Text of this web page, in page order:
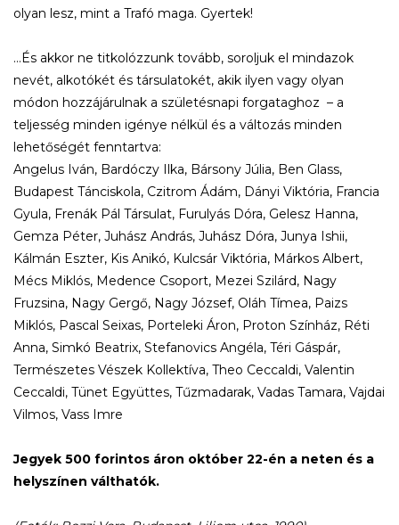
olyan lesz, mint a Trafó maga. Gyertek!
…És akkor ne titkolózzunk tovább, soroljuk el mindazok
nevét, alkotókét és társulatokét, akik ilyen vagy olyan
módon hozzájárulnak a születésnapi forgataghoz – a
teljesség minden igénye nélkül és a változás minden
lehetőségét fenntartva:
Angelus Iván, Bardóczy Ilka, Bársony Júlia, Ben Glass,
Budapest Tánciskola, Czitrom Ádám, Dányi Viktória, Francia
Gyula, Frenák Pál Társulat, Furulyás Dóra, Gelesz Hanna,
Gemza Péter, Juhász András, Juhász Dóra, Junya Ishii,
Kálmán Eszter, Kis Anikó, Kulcsár Viktória, Márkos Albert,
Mécs Miklós, Medence Csoport, Mezei Szilárd, Nagy
Fruzsina, Nagy Gergő, Nagy József, Oláh Tímea, Paizs
Miklós, Pascal Seixas, Porteleki Áron, Proton Színház, Réti
Anna, Simkó Beatrix, Stefanovics Angéla, Téri Gáspár,
Természetes Vészek Kollektíva, Theo Ceccaldi, Valentin
Ceccaldi, Tünet Együttes, Tűzmadarak, Vadas Tamara, Vajdai
Vilmos, Vass Imre
Jegyek 500 forintos áron október 22-én a neten és a
helyszínen válthatók.